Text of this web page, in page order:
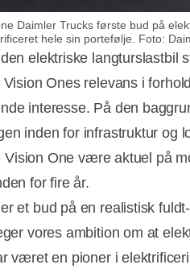
Daimler Trucks første bud på
hele sin portefølje. Foto:
elektriske langturslastbil
Ones relevans i
interesse. På den
inden for infrastruktur og
Vision One være aktuel på
for fire år.
et bud på en realistisk
vores ambition om at
været en pioner i